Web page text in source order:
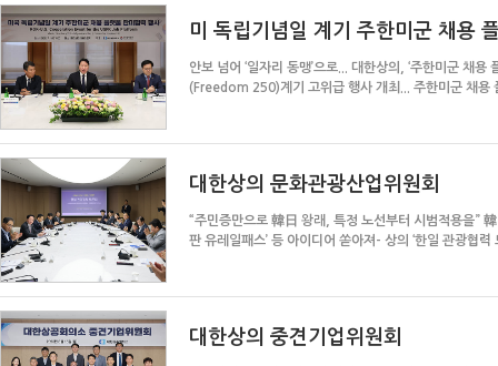
미 독립기념일 계기 주한미군 채용
안보 넘어 ‘일자리 동맹’으로... 대한상의, ‘주한미군 채
(Freedom 250)계기 고위급 행사 개최... 주한미군 채용
대한상의 문화관광산업위원회
“주민증만으로 韓日 왕래, 특정 노선부터 시범적용을”
판 유레일패스’ 등 아이디어 쏟아져- 상의 ‘한일 관광협
대한상의 중견기업위원회